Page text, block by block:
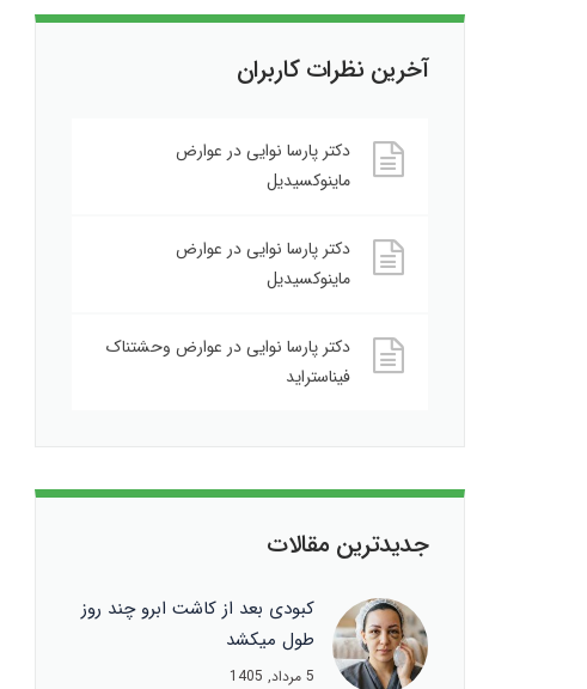
آخرین نظرات کاربران
دکتر پارسا نواییدر عوارض
ماینوکسیدیل
دکتر پارسا نواییدر عوارض
ماینوکسیدیل
دکتر پارسا نواییدر عوارض وحشتناک
فیناستراید
جدیدترین مقالات
کبودی بعد از کاشت ابرو چند روز
طول میکشد
5 مرداد, 1405